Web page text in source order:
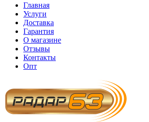
Главная
Услуги
Доставка
Гарантия
О магазине
Отзывы
Контакты
Опт